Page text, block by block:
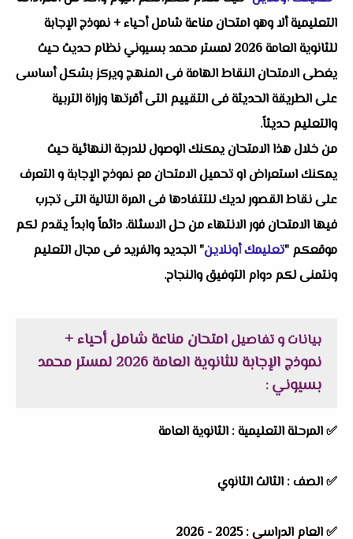
التعليمية ألا وهو امتحان مناعة شامل أحياء + نموذج الإجابة
للثانوية العامة 2026 لمستر محمد بسيوني نظام حديث حيث
يغطى الامتحان النقاط الهامة فى المنهج ويركز بشكل أساسى
على الطريقة الحديثة فى التقييم التى أقرتها وزراة التربية
والتعليم حديثاً.
من خلال هذا الامتحان يمكنك الوصول للدرجة النهائية حيث
يمكنك استعراض او تحميل الامتحان مع نموذج الإجابة و التعرف
على نقاط القصور لديك للتتفادها فى المرة التالية التى تجرب
فيها الامتحان فور الانتهاء من حل الاسئلة. دائماً وابداً يقدم لكم
موقعكم "تعليمك أونلاين" الجديد والفريد فى مجال التعليم
ونتمنى لكم دوام التوفيق والنجاح.
بيانات و تفاصيلامتحان مناعة شامل أحياء +
نموذج الإجابة للثانوية العامة 2026 لمستر محمد
بسيوني:
✅المرحلة التعليمية : الثانوية العامة
✅الصف : الثالث الثانوي
✅العام الدراسي :2025 - 2026